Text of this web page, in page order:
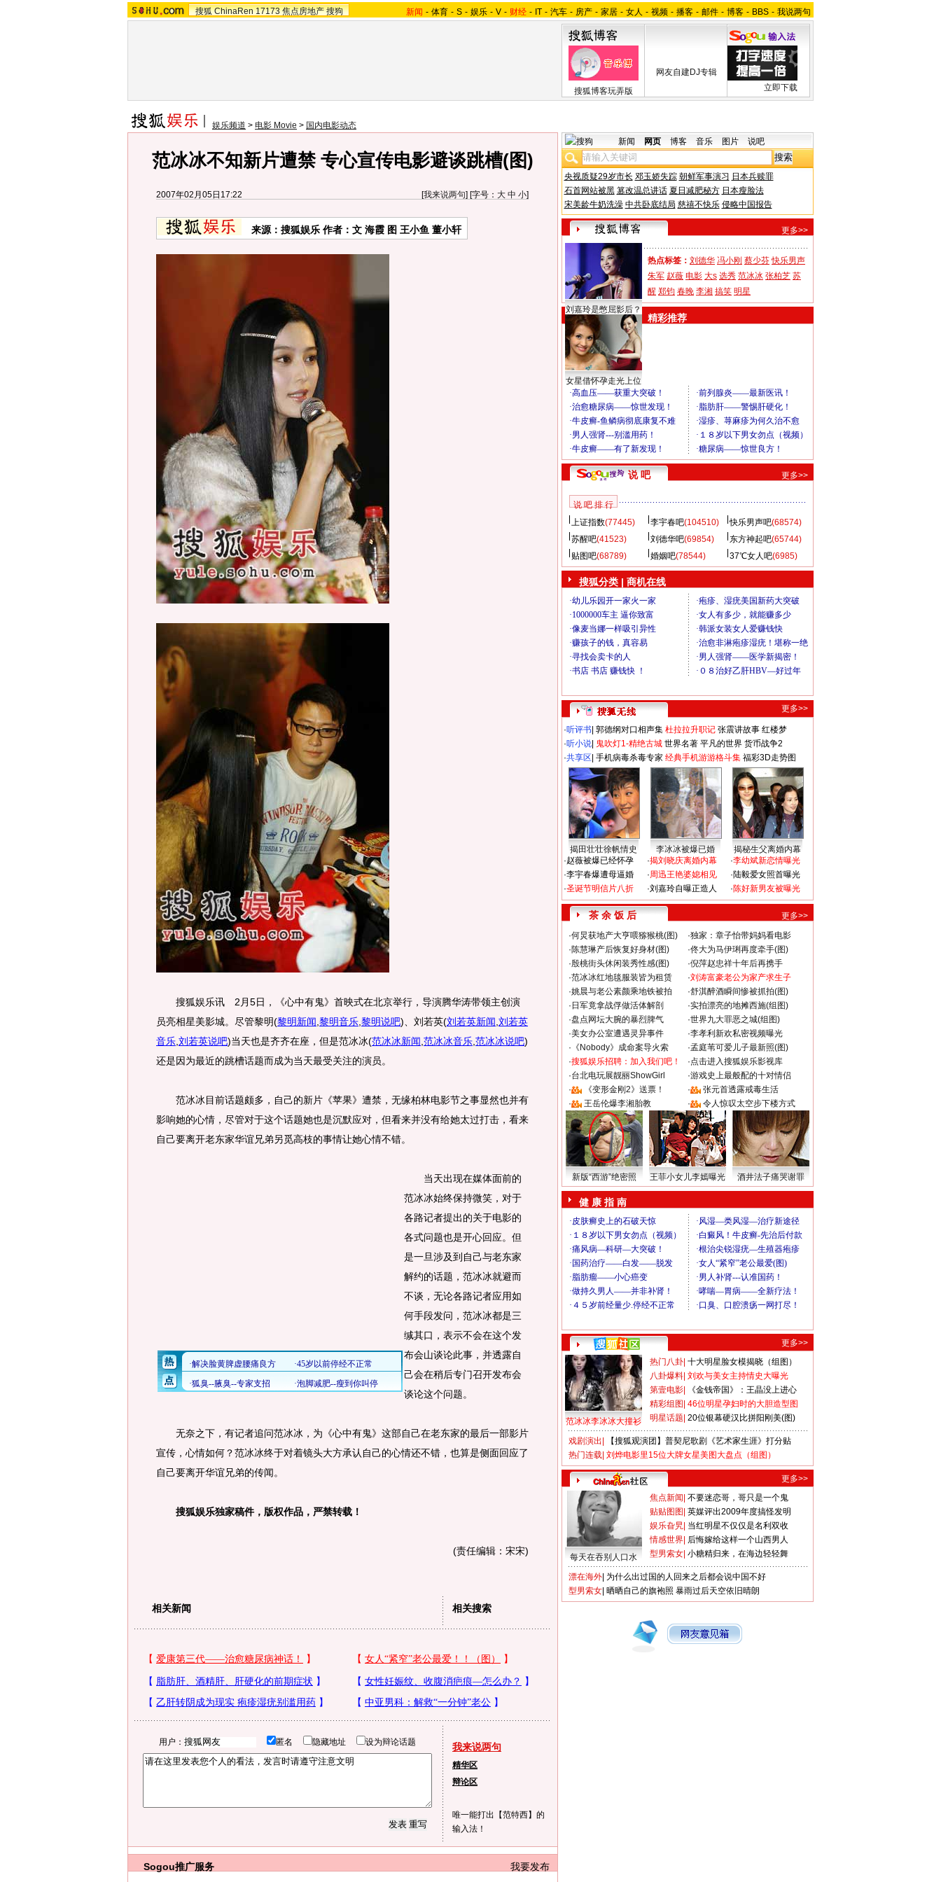
搜狐 ChinaRen 17173 焦点房地产 搜狗 新闻 - 体育 - S - 娱乐 - V - 财经 - IT - 汽车 - 房产 - 家居 - 女人 - 视频 - 播客 - 邮件 - 博客 - BBS - 我说两句
搜狐博客玩弄版
网友自建DJ专辑
立即下载
娱乐频道 > 电影 Movie > 国内电影动态
范冰冰不知新片遭禁 专心宣传电影避谈跳槽(图)
2007年02月05日17:22 [我来说两句] [字号： 大 中 小]
来源：搜狐娱乐 作者：文 海霞 图 王小鱼 董小轩
搜狐娱乐讯 2月5日，《心中有鬼》首映式在北京举行，导演腾华涛带领主创演
员亮相星美影城。尽管黎明(黎明新闻 黎明音乐 黎明说吧) 、刘若英(刘若英新闻 刘若英
音乐 刘若英说吧)当天也是齐齐在座，但是范冰冰(范冰冰新闻 范冰冰音乐 范冰冰说吧)
还是因为最近的跳槽话题而成为当天最受关注的演员。
范冰冰目前话题颇多，自己的新片《苹果》遭禁，无缘柏林电影节之事显然也并有
影响她的心情，尽管对于这个话题她也是沉默应对，但看来并没有给她太过打击，看来
自己要离开老东家华谊兄弟另觅高枝的事情让她心情不错。
当天出现在媒体面前的
范冰冰始终保持微笑，对于
各路记者提出的关于电影的
各式问题也是开心回应。但
是一旦涉及到自己与老东家
解约的话题，范冰冰就避而
不谈，无论各路记者应用如
何手段发问，范冰冰都是三
缄其口，表示不会在这个发
布会山谈论此事，并透露自
己会在稍后专门召开发布会
谈论这个问题。
无奈之下，有记者追问范冰冰，为《心中有鬼》这部自己在老东家的最后一部影片
宣传，心情如何？范冰冰终于对着镜头大方承认自己的心情还不错，也算是侧面回应了
自己要离开华谊兄弟的传闻。
搜狐娱乐独家稿件，版权作品，严禁转载！
(责任编辑：宋宋)
相关新闻 相关搜索
用户： 匿名 隐藏地址 设为辩论话题 我来说两句
精华区
辩论区
唯一能打出【范特西】的
输入法！
我要发布
Sogou推广服务
新闻 网页 博客 音乐 图片 说吧
央视质疑29岁市长 邓玉娇失踪 朝鲜军事演习 日本兵赎罪
石首网站被黑 篡改温总讲话 夏日减肥秘方 日本瘦脸法
宋美龄牛奶洗澡 中共卧底结局 慈禧不快乐 侵略中国报告
更多>>
刘嘉玲是憋屈影后？
女星借怀孕走光上位
热点标签： 刘德华 冯小刚 蔡少芬 快乐男声
朱军 赵薇 电影 大s 选秀 范冰冰 张柏芝 苏
醒 郑钧 春晚 李湘 搞笑 明星
精彩推荐
说 吧 更多>>
说 吧 排 行
上证指数(77445) 李宇春吧(104510) 快乐男声吧(68574)
苏醒吧(41523) 刘德华吧(69854) 东方神起吧(65744)
贴图吧(68789) 婚姻吧(78544) 37℃女人吧(6985)
搜狐分类 | 商机在线
更多>>
·听评书 郭德纲对口相声集 杜拉拉升职记 张震讲故事 红楼梦
·听小说 鬼吹灯1-精绝古城 世界名著 平凡的世界 货币战争2
·共享区 手机病毒杀毒专家 经典手机游游格斗集 福彩3D走势图
揭田壮壮徐帆情史 李冰冰被爆已婚
揭秘生父离婚内幕
·赵薇被爆已经怀孕
·李宇春爆遭母逼婚
·圣诞节明信片八折
·揭刘晓庆离婚内幕
·周迅王艳婆媳相见
·刘嘉玲自曝正造人
·李幼斌新恋情曝光
·陆毅爱女照首曝光
·陈好新男友被曝光
茶 余 饭 后
更多>>
·何炅获地产大亨喂猕猴桃(图) ·独家：章子怡带妈妈看电影
·陈慧琳产后恢复好身材(图) ·佟大为马伊琍再度牵手(图)
·殷桃街头休闲装秀性感(图) ·倪萍赵忠祥十年后再携手
·范冰冰红地毯服装皆为租赁 ·刘涛富豪老公为家产求生子
·姚晨与老公素颜乘地铁被拍 ·舒淇醉酒瞬间惨被抓拍(图)
· 日军竟拿战俘做活体解剖 ·实拍漂亮的地摊西施(组图)
·盘点网坛大腕的暴烈脾气 ·世界九大罪恶之城(组图)
·美女办公室遭遇灵异事件 ·李孝利新欢私密视频曝光
· 《Nobody》成命案导火索 ·孟庭苇可爱儿子最新照(图)
·搜狐娱乐招聘：加入我们吧！ ·点击进入搜狐娱乐影视库
·台北电玩展靓丽ShowGirl ·游戏史上最般配的十对情侣
·
《变形金刚2》送票！ ·
张元首透露戒毒生活
·
王岳伦爆李湘胎教 · 令人惊叹太空步下楼方式
新版“西游”绝密照 王菲小女儿李嫣曝光 酒井法子痛哭谢罪
健 康 指 南
更多>>
范冰冰李冰冰大撞衫
热门八卦 十大明星脸女模揭晓（组图）
八卦爆料 刘欢与美女主持情史大曝光
第壹电影
《金钱帝国》：王晶没上进心
精彩组图 46位明星孕妇时的大胆造型图
明星话题 20位银幕硬汉比拼阳刚美(图)
戏剧演出
【搜狐观演团】普契尼歌剧《艺术家生涯》打分贴
热门连载 刘烨电影里15位大牌女星美图大盘点（组图）
更多>>
每天在吞别人口水
焦点新闻 不要迷恋哥，哥只是一个鬼
贴贴图图 英媒评出2009年度搞怪发明
娱乐旮旯 当红明星不仅仅是名利双收
情感世界 后悔嫁给这样一个山西男人
型男索女 小糖精归来，在海边轻轻舞
漂在海外 为什么出过国的人回来之后都会说中国不好
型男索女 晒晒自己的旗袍照 暴雨过后天空依旧晴朗